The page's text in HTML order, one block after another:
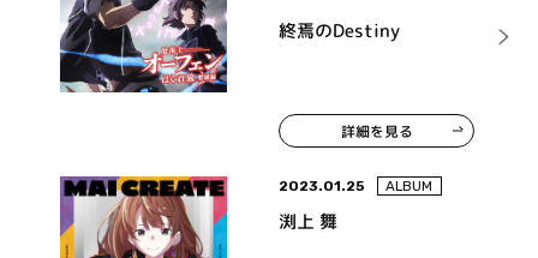
終焉のDestiny
詳細を見る
2023.01.25 ALBUM
渕上 舞